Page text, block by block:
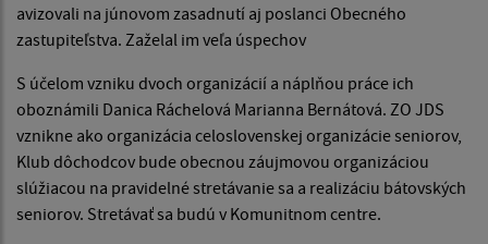
avizovali na júnovom zasadnutí aj poslanci Obecného
zastupiteľstva. Zaželal im veľa úspechov
S účelom vzniku dvoch organizácií a náplňou práce ich
oboznámili Danica Ráchelová Marianna Bernátová. ZO JDS
vznikne ako organizácia celoslovenskej organizácie seniorov,
Klub dôchodcov bude obecnou záujmovou organizáciou
slúžiacou na pravidelné stretávanie sa a realizáciu bátovských
seniorov. Stretávať sa budú v Komunitnom centre.